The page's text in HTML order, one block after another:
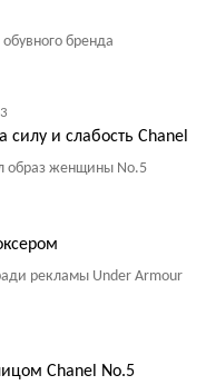
бренда
3
и слабость Chanel
образ женщины No.5
рекламы Under Armour
Chanel No.5